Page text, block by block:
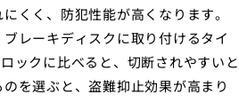
くく、防犯性能が高くなります。
レーキディスクに取り付けるタイ
ックに比べると、切断されやすいと
を選ぶと、盗難抑止効果が高まり